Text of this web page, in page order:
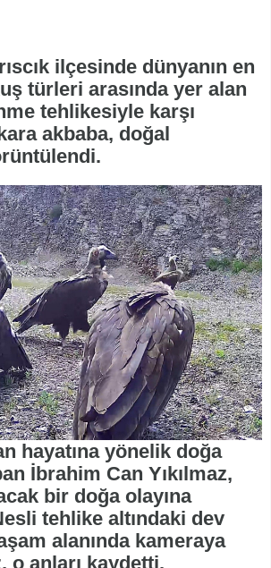
ilçesinde dünyanın en
türleri arasında yer alan
tehlikesiyle karşı
akbaba, doğal
hayatına yönelik doğa
İbrahim Can Yıkılmaz,
bir doğa olayına
tehlike altındaki dev
alanında kameraya
o anları kaydetti.